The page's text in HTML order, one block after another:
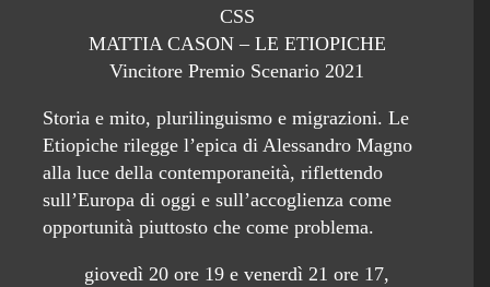
CSS
MATTIA CASON – LE ETIOPICHE
Vincitore Premio Scenario 2021
Storia e mito, plurilinguismo e migrazioni. Le
Etiopiche rilegge l’epica di Alessandro Magno
alla luce della contemporaneità, riflettendo
sull’Europa di oggi e sull’accoglienza come
opportunità piuttosto che come problema.
giovedì 20 ore 19 e venerdì 21 ore 17,